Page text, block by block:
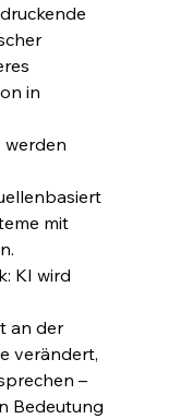
in
werden
mit
KI wird
an der
verändert,
–
Bedeutung